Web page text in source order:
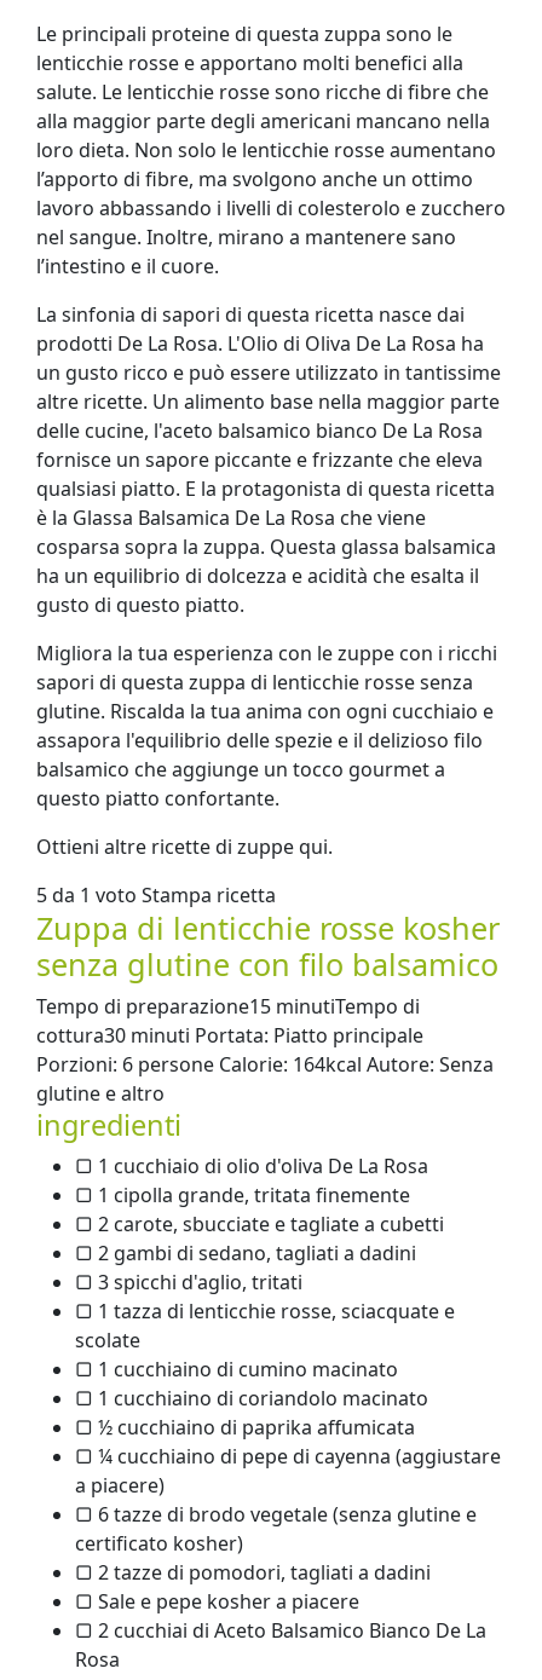
Le principali proteine ​​di questa zuppa sono le
lenticchie rosse e apportano molti benefici alla
salute. Le lenticchie rosse sono ricche di fibre che
alla maggior parte degli americani mancano nella
loro dieta. Non solo le lenticchie rosse aumentano
l’apporto di fibre, ma svolgono anche un ottimo
lavoro abbassando i livelli di colesterolo e zucchero
nel sangue. Inoltre, mirano a mantenere sano
l’intestino e il cuore.
La sinfonia di sapori di questa ricetta nasce dai
prodotti De La Rosa. L'Olio di Oliva De La Rosa ha
un gusto ricco e può essere utilizzato in tantissime
altre ricette. Un alimento base nella maggior parte
delle cucine, l'aceto balsamico bianco De La Rosa
fornisce un sapore piccante e frizzante che eleva
qualsiasi piatto. E la protagonista di questa ricetta
è la Glassa Balsamica De La Rosa che viene
cosparsa sopra la zuppa. Questa glassa balsamica
ha un equilibrio di dolcezza e acidità che esalta il
gusto di questo piatto.
Migliora la tua esperienza con le zuppe con i ricchi
sapori di questa zuppa di lenticchie rosse senza
glutine. Riscalda la tua anima con ogni cucchiaio e
assapora l'equilibrio delle spezie e il delizioso filo
balsamico che aggiunge un tocco gourmet a
questo piatto confortante.
Ottieni altre ricette di zuppe qui.
5 da 1 voto Stampa ricetta
Zuppa di lenticchie rosse kosher
senza glutine con filo balsamico
Tempo di preparazione15 minutiTempo di
cottura30 minuti Portata: Piatto principale
Porzioni: 6 persone Calorie: 164kcal Autore: Senza
glutine e altro
ingredienti
▢ 1 cucchiaio di olio d'oliva De La Rosa
▢ 1 cipolla grande, tritata finemente
▢ 2 carote, sbucciate e tagliate a cubetti
▢ 2 gambi di sedano, tagliati a dadini
▢ 3 spicchi d'aglio, tritati
▢ 1 tazza di lenticchie rosse, sciacquate e
scolate
▢ 1 cucchiaino di cumino macinato
▢ 1 cucchiaino di coriandolo macinato
▢ ½ cucchiaino di paprika affumicata
▢ ¼ cucchiaino di pepe di cayenna (aggiustare
a piacere)
▢ 6 tazze di brodo vegetale (senza glutine e
certificato kosher)
▢ 2 tazze di pomodori, tagliati a dadini
▢ Sale e pepe kosher a piacere
▢ 2 cucchiai di Aceto Balsamico Bianco De La
Rosa